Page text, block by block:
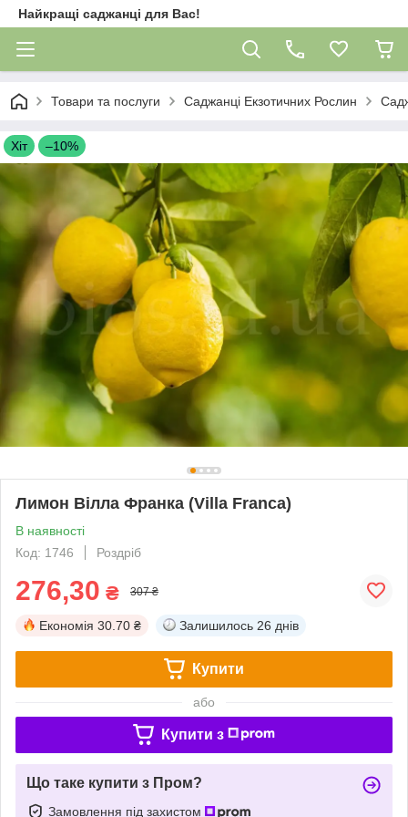
Найкращі саджанці для Вас!
Товари та послуги Саджанці Екзотичних Рослин
Хіт –10%
Лимон Вілла Франка (Villa Franca)
В наявності
Код: 1746
Роздріб
276,30 ₴ 307 ₴
Економія 30.70 ₴ Залишилось 26 днів
Купити
або
Купити з
Що таке купити з Пром?
Замовлення під захистом